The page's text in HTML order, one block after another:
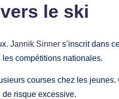
le ski
Jannik Sinner s’inscrit dans
compétitions nationales.
courses chez les
risque excessive.